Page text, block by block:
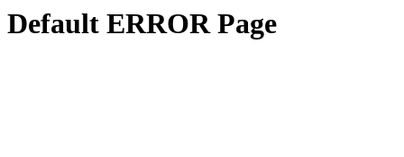
Default ERROR Page